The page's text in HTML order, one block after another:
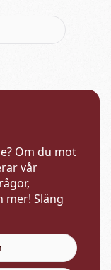
Om du mot
vår
mer! Släng